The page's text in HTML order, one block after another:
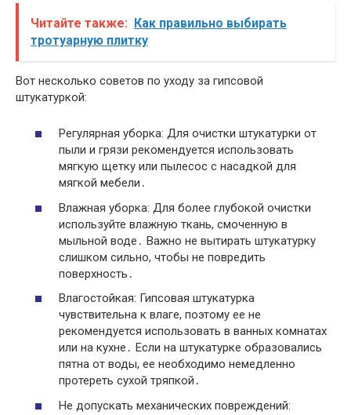
Читайте также: Как правильно выбирать
тротуарную плитку
Вот несколько советов по уходу за гипсовой
штукатуркой:
Регулярная уборка: Для очистки штукатурки от
пыли и грязи рекомендуется использовать
мягкую щетку или пылесос с насадкой для
мягкой мебели․
Влажная уборка: Для более глубокой очистки
используйте влажную ткань, смоченную в
мыльной воде․ Важно не вытирать штукатурку
слишком сильно, чтобы не повредить
поверхность․
Влагостойкая: Гипсовая штукатурка
чувствительна к влаге, поэтому ее не
рекомендуется использовать в ванных комнатах
или на кухне․ Если на штукатурке образовались
пятна от воды, ее необходимо немедленно
протереть сухой тряпкой․
Не допускать механических повреждений: